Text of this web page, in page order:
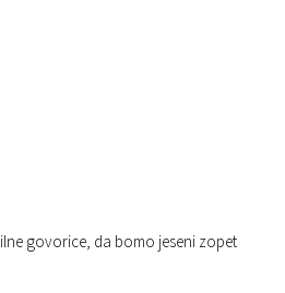
govorice, da bomo jeseni zopet